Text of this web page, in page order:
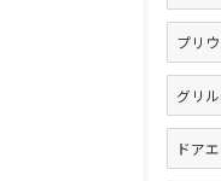
プリ
グリ
ドア